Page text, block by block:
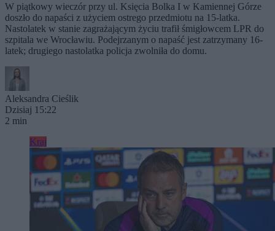
W piątkowy wieczór przy ul. Księcia Bolka I w Kamiennej Górze
doszło do napaści z użyciem ostrego przedmiotu na 15-latka.
Nastolatek w stanie zagrażającym życiu trafił śmigłowcem LPR do
szpitala we Wrocławiu. Podejrzanym o napaść jest zatrzymany 16-
latek; drugiego nastolatka policja zwolniła do domu.
Aleksandra Cieślik
Dzisiaj 15:22
2 min
Kraj